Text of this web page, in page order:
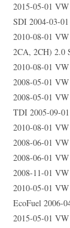
2015-05-01
SDI 2004-03-01
2010-08-01
2CA, 2CH) 2.0
2010-08-01
2008-05-01
2008-05-01
TDI 2005-09-01
2010-08-01
2008-06-01
2008-06-01
2008-11-01
2010-05-01
EcoFuel 2006-
2015-05-01